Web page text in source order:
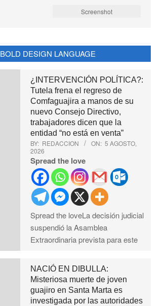
Screenshot
BOLD DESIGN LANGUAGE
¿INTERVENCIÓN POLÍTICA?:
Tutela frena el regreso de
Comfaguajira a manos de su
nuevo Consejo Directivo,
trabajadores dicen que la
entidad “no está en venta”
BY: REDACCION ON: 5 AGOSTO,
2026
Spread the love
Spread the loveLa decisión judicial
suspendió la Asamblea
Extraordinaria prevista para este
NACIÓ EN DIBULLA:
Misteriosa muerte de joven
guajiro en Santa Marta es
investigada por las autoridades